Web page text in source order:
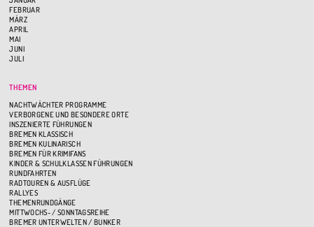
FEBRUAR
MÄRZ
APRIL
MAI
JUNI
JULI
THEMEN
NACHTWÄCHTER PROGRAMME
VERBORGENE UND BESONDERE ORTE
INSZENIERTE FÜHRUNGEN
BREMEN KLASSISCH
BREMEN KULINARISCH
BREMEN FÜR KRIMIFANS
KINDER & SCHULKLASSEN FÜHRUNGEN
RUNDFAHRTEN
RADTOUREN & AUSFLÜGE
RALLYES
THEMENRUNDGÄNGE
MITTWOCHS- / SONNTAGSREIHE
BREMER UNTERWELTEN / BUNKER